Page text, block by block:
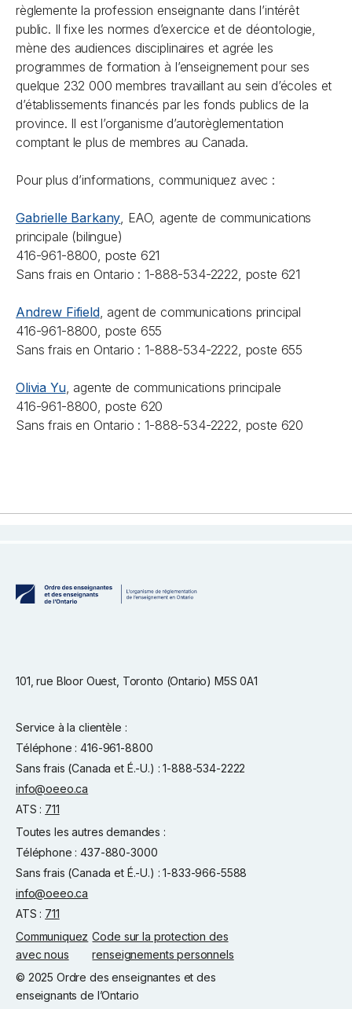
règlemente la profession enseignante dans l’intérêt
public. Il fixe les normes d’exercice et de déontologie,
mène des audiences disciplinaires et agrée les
programmes de formation à l’enseignement pour ses
quelque 232 000 membres travaillant au sein d’écoles et
d’établissements financés par les fonds publics de la
province. Il est l’organisme d’autorèglementation
comptant le plus de membres au Canada.
Pour plus d’informations, communiquez avec :
Gabrielle Barkany, EAO, agente de communications
principale (bilingue)
416-961-8800, poste 621
Sans frais en Ontario : 1-888-534-2222, poste 621
Andrew Fifield, agent de communications principal
416-961-8800, poste 655
Sans frais en Ontario : 1-888-534-2222, poste 655
Olivia Yu, agente de communications principale
416-961-8800, poste 620
Sans frais en Ontario : 1-888-534-2222, poste 620
101, rue Bloor Ouest, Toronto (Ontario) M5S 0A1
Service à la clientèle :
Téléphone : 416-961-8800
Sans frais (Canada et É.-U.) : 1-888-534-2222
info@oeeo.ca
ATS : 711
Toutes les autres demandes :
Téléphone : 437-880-3000
Sans frais (Canada et É.-U.) : 1-833-966-5588
info@oeeo.ca
ATS : 711
Communiquez
avec nous
Code sur la protection des
renseignements personnels
© 2025 Ordre des enseignantes et des
enseignants de l’Ontario